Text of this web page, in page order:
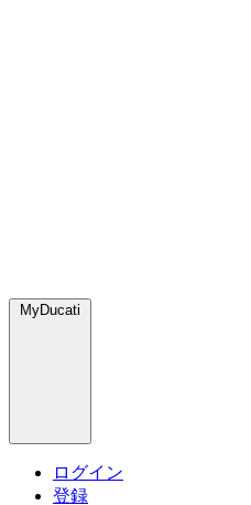
MyDucati
ログイン
登録